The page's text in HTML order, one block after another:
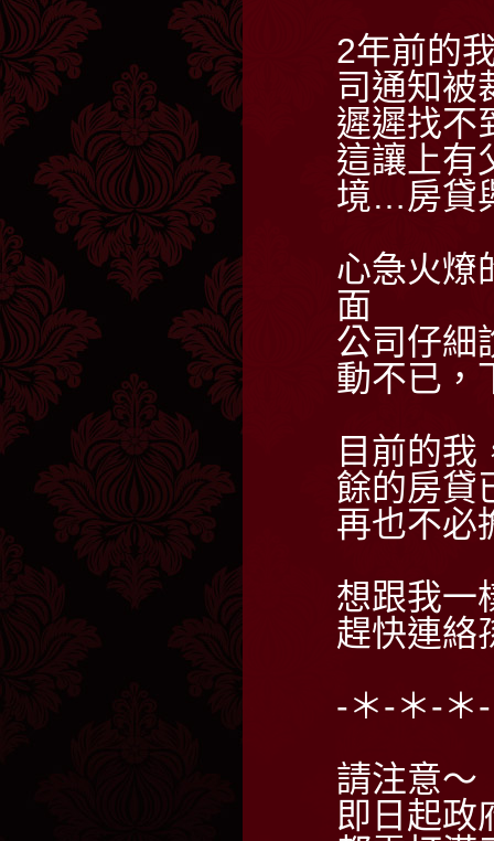
2年前的
司通知被
遲遲找不
這讓上有
境…房貸
心急火燎
面
公司仔細
動不已，
目前的我
餘的房貸
再也不必
想跟我一
趕快連絡
-＊-＊-＊
請注意～
即日起政